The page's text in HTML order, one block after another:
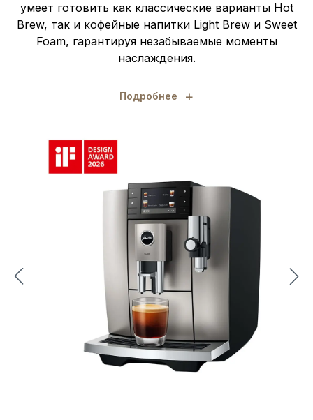
умеет готовить как классические варианты Hot
Brew, так и кофейные напитки Light Brew и Sweet
Foam, гарантируя незабываемые моменты
наслаждения.
Подробнее +